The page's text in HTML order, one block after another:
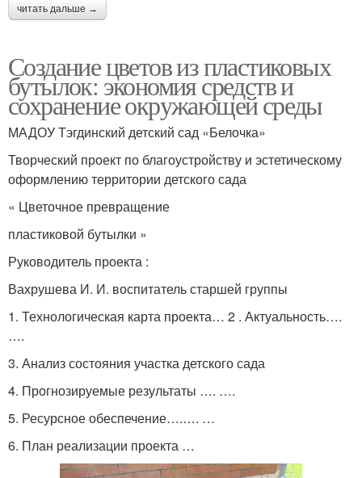
читать дальше →
Создание цветов из пластиковых
бутылок: экономия средств и
сохранение окружающей среды
МАДОУ Тэгдинский детский сад «Белочка»
Творческий проект по благоустройству и эстетическому
оформлению территории детского сада
« Цветочное превращение
пластиковой бутылки »
Руководитель проекта :
Вахрушева И. И. воспитатель старшей группы
1. Технологическая карта проекта… 2 . Актуальность….
….
3. Анализ состояния участка детского сада
4. Прогнозируемые результаты …. ….
5. Ресурсное обеспечение….…. …
6. План реализации проекта …